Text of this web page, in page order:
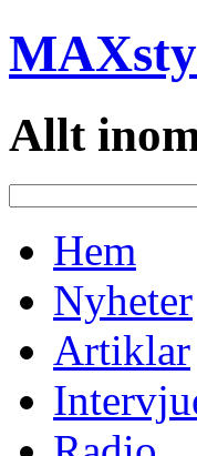
Allt
Hem
Nyheter
Artiklar